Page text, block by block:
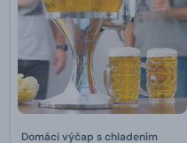
Domáci výčap s chladením